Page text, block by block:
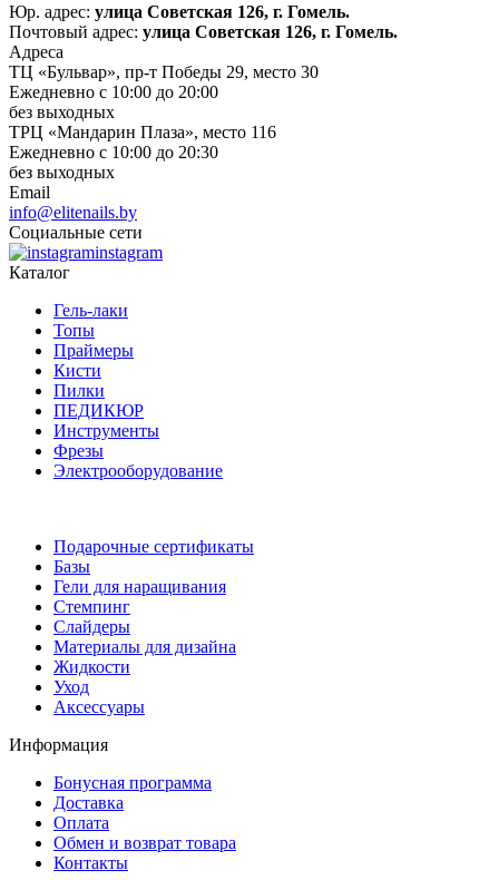
Юр. адрес: улица Советская 126, г. Гомель.
Почтовый адрес: улица Советская 126, г. Гомель.
Адреса
ТЦ «Бульвар», пр-т Победы 29, место 30
Ежедневно с 10:00 до 20:00
без выходных
ТРЦ «Мандарин Плаза», место 116
Ежедневно с 10:00 до 20:30
без выходных
Email
info@elitenails.by
Социальные сети
instagram
Каталог
Гель-лаки
Топы
Праймеры
Кисти
Пилки
ПЕДИКЮР
Инструменты
Фрезы
Электрооборудование
Подарочные сертификаты
Базы
Гели для наращивания
Стемпинг
Слайдеры
Материалы для дизайна
Жидкости
Уход
Аксессуары
Информация
Бонусная программа
Доставка
Оплата
Обмен и возврат товара
Контакты